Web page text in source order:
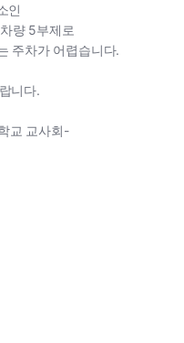
인
량 5부제로
주차가 어렵습니다.
니다.
교 교사회-